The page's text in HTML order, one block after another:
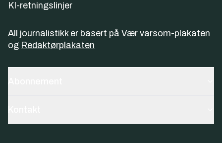
KI-retningslinjer
All journalistikk er basert på Vær varsom-plakaten
og Redaktørplakaten